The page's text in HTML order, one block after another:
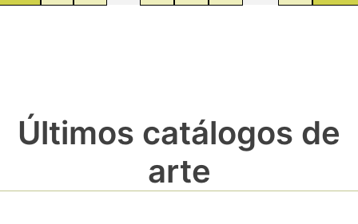
Últimos catálogos de
arte